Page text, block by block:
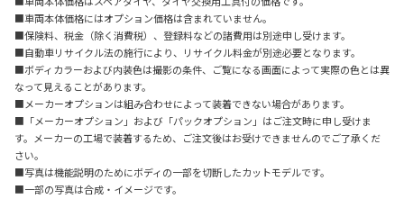
■車両本体価格にはオプション価格は含まれていません。
■保険料、税金（除く消費税）、登録料などの諸費用は別途申し受けます。
■自動車リサイクル法の施行により、リサイクル料金が別途必要となります。
■ボディカラーおよび内装色は撮影の条件、ご覧になる画面によって実際の色とは異
なって見えることがあります。
■メーカーオプションは組み合わせによって装着できない場合があります。
■「メーカーオプション」および「パックオプション」はご注文時に申し受けま
す。メーカーの工場で装着するため、ご注文後はお受けできませんのでご了承くだ
さい。
■写真は機能説明のためにボディの一部を切断したカットモデルです。
■一部の写真は合成・イメージです。